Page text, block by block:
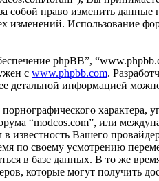
право изменить
Использование
phpBB”,
с www.phpbb.com.
детальной информацией
“modcos.com”, или
Вашего
по своему усмотрению
в базе данных. В то же
которые могут получить